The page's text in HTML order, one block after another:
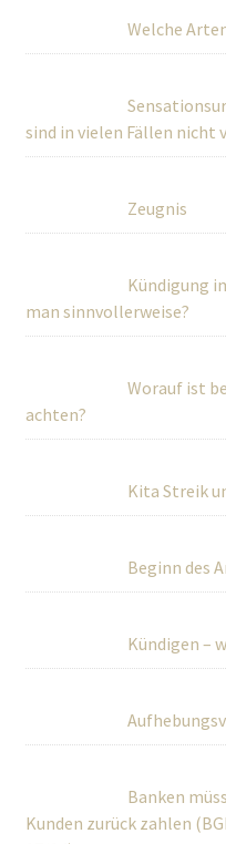
Welche
sind in vielen Fällen nicht
Zeugnis
Kündigung
man sinnvollerweise?
Worauf ist
achten?
Kita Streik
Beginn des
Kündigen –
Banken
Kunden zurück zahlen